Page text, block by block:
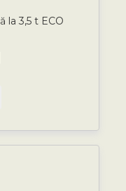
la 3,5 t ECO